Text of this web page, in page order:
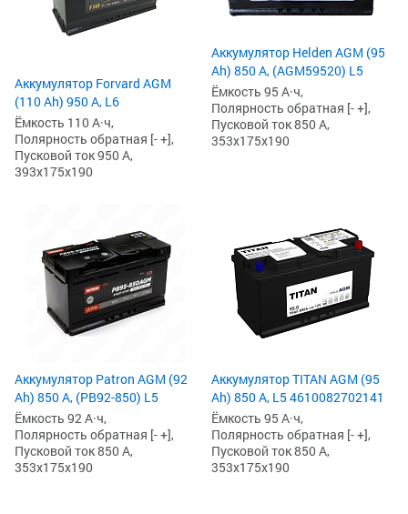
Аккумулятор Forvard AGM
(110 Ah) 950 А, L6
Ёмкость 110 А·ч,
Полярность обратная [- +],
Пусковой ток 950 А,
393x175x190
Аккумулятор Helden AGM (95
Ah) 850 А, (AGM59520) L5
Ёмкость 95 А·ч,
Полярность обратная [- +],
Пусковой ток 850 А,
353x175x190
Аккумулятор Patron AGM (92
Ah) 850 А, (PB92-850) L5
Ёмкость 92 А·ч,
Полярность обратная [- +],
Пусковой ток 850 А,
353x175x190
Аккумулятор TITAN AGM (95
Ah) 850 А, L5 4610082702141
Ёмкость 95 А·ч,
Полярность обратная [- +],
Пусковой ток 850 А,
353x175x190